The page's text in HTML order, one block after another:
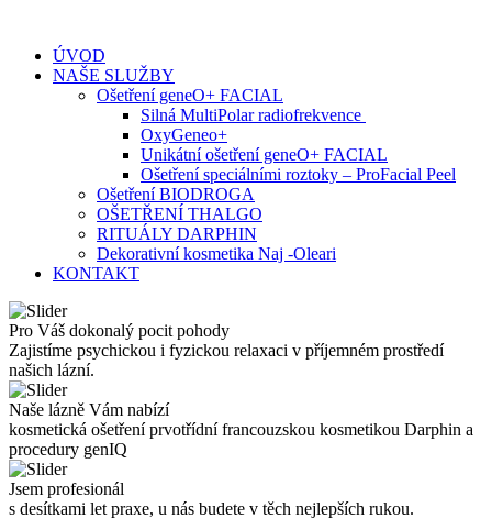
contentÚVOD
NAŠE SLUŽBY
Ošetření geneO+ FACIAL
Silná MultiPolar radiofrekvence
OxyGeneo+
Unikátní ošetření geneO+ FACIAL
Ošetření speciálními roztoky – ProFacial Peel
Ošetření BIODROGA
OŠETŘENÍ THALGO
RITUÁLY DARPHIN
Dekorativní kosmetika Naj -Oleari
KONTAKT
Pro Váš dokonalý pocit pohody
Zajistíme psychickou i fyzickou relaxaci v příjemném prostředí
našich lázní.
Naše lázně Vám nabízí
kosmetická ošetření prvotřídní francouzskou kosmetikou Darphin a
procedury genIQ
Jsem profesionál
s desítkami let praxe, u nás budete v těch nejlepších rukou.